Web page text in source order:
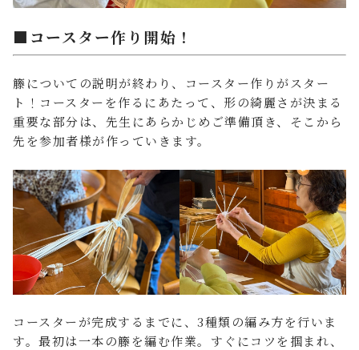
■コースター作り開始！
籐についての説明が終わり、コースター作りがスター
ト！コースターを作るにあたって、形の綺麗さが決まる
重要な部分は、先生にあらかじめご準備頂き、そこから
先を参加者様が作っていきます。
コースターが完成するまでに、3種類の編み方を行いま
す。最初は一本の籐を編む作業。すぐにコツを掴まれ、